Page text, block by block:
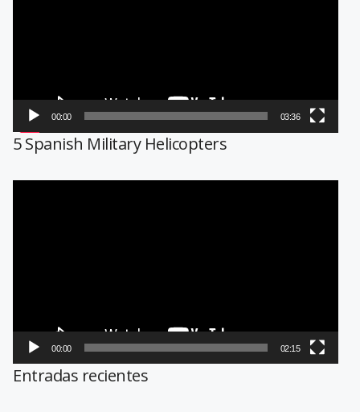
00:00 03:36
5 Spanish Military Helicopters
00:00 02:15
Entradas recientes